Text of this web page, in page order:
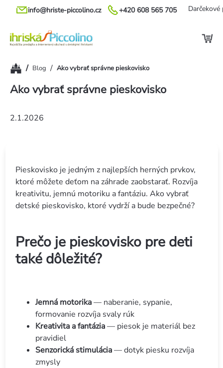
Prejsť
+420 608 565 705
info@hriste-piccolino.cz Darčekové
Domov
/ Blog / Ako vybrať správne pieskovisko
Ako vybrať správne pieskovisko
2.1.2026
Pieskovisko je jedným z najlepších herných prvkov,
ktoré môžete deťom na záhrade zaobstarať. Rozvíja
kreativitu, jemnú motoriku a fantáziu. Ako vybrať
detské pieskovisko, ktoré vydrží a bude bezpečné?
Prečo je pieskovisko pre deti
také dôležité?
Jemná motorika— naberanie, sypanie,
formovanie rozvíja svaly rúk
Kreativita a fantázia— piesok je materiál bez
pravidiel
Senzorická stimulácia— dotyk piesku rozvíja
zmysly